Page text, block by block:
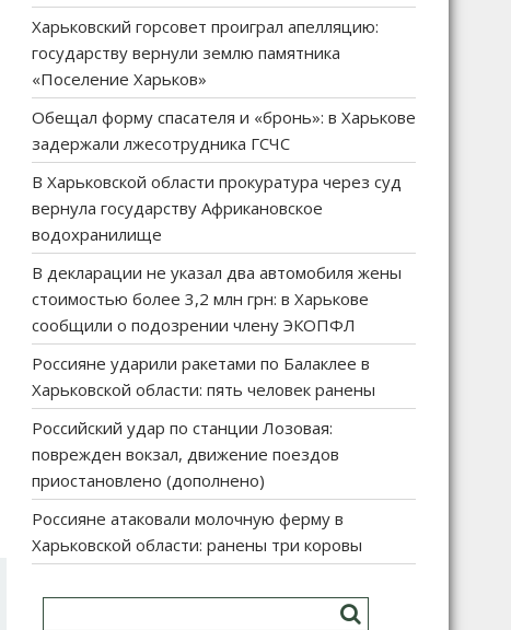
Харьковский горсовет проиграл апелляцию:
государству вернули землю памятника
«Поселение Харьков»
Обещал форму спасателя и «бронь»: в Харькове
задержали лжесотрудника ГСЧС
В Харьковской области прокуратура через суд
вернула государству Африкановское
водохранилище
В декларации не указал два автомобиля жены
стоимостью более 3,2 млн грн: в Харькове
сообщили о подозрении члену ЭКОПФЛ
Россияне ударили ракетами по Балаклее в
Харьковской области: пять человек ранены
Российский удар по станции Лозовая:
поврежден вокзал, движение поездов
приостановлено (дополнено)
Россияне атаковали молочную ферму в
Харьковской области: ранены три коровы